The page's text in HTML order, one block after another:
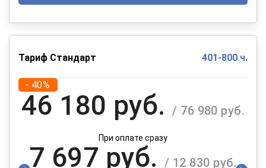
Тариф Стандарт 401-800 ч.
- 40%
46 180 руб. / 76 980 руб.
При оплате сразу
7 697 руб. / 12 830 руб.